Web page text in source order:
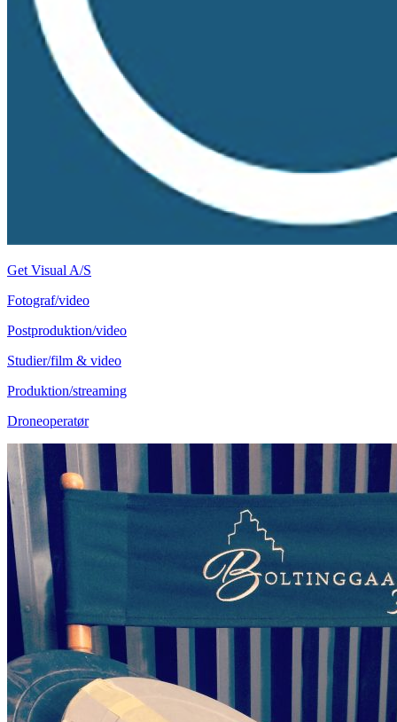
Get Visual A/S
Fotograf/video
Postproduktion/video
Studier/film & video
Produktion/streaming
Droneoperatør